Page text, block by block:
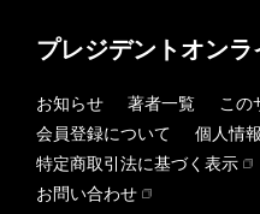
プレジデントオン
お知らせ 著者一覧
この
会員登録について
個人情
特定商取引法に基づく表示
お問い合わせ